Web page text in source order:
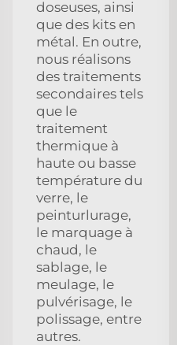
doseuses, ainsi
que des kits en
métal. En outre,
nous réalisons
des traitements
secondaires tels
que le
traitement
thermique à
haute ou basse
température du
verre, le
peinturlurage,
le marquage à
chaud, le
sablage, le
meulage, le
pulvérisage, le
polissage, entre
autres.